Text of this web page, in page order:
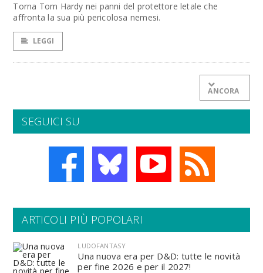
Torna Tom Hardy nei panni del protettore letale che
affronta la sua più pericolosa nemesi.
LEGGI
ANCORA
SEGUICI SU
ARTICOLI PIÙ POPOLARI
LUDOFANTASY
Una nuova era per D&D: tutte le novità
per fine 2026 e per il 2027!